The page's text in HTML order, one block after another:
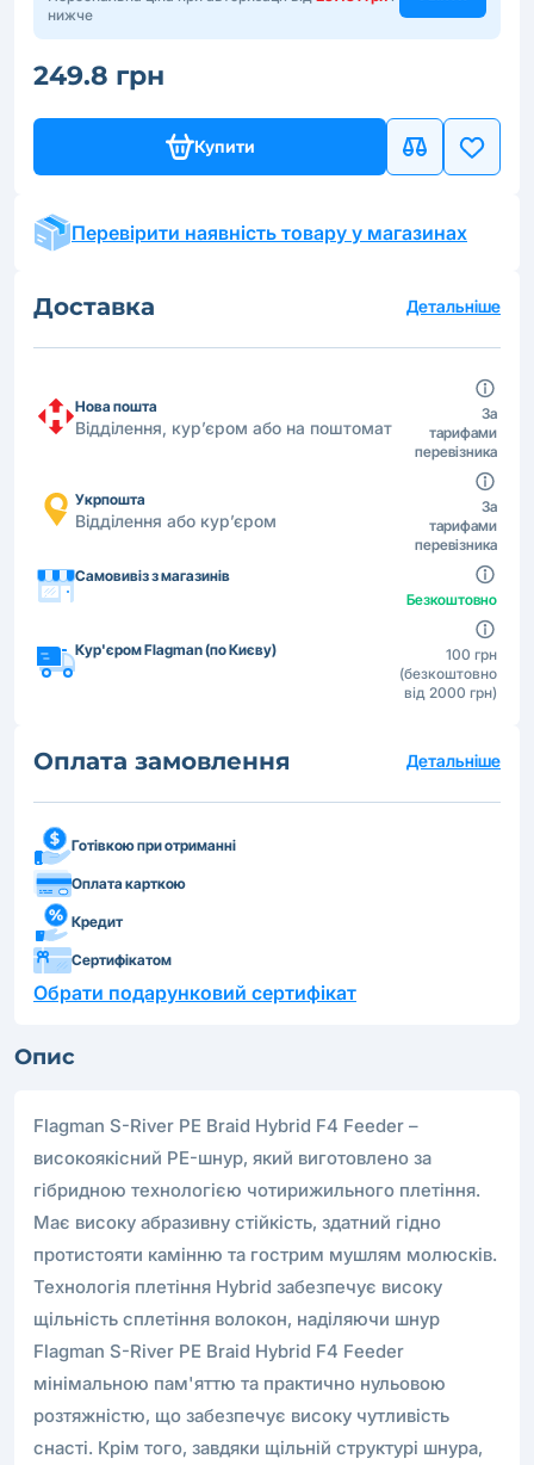
нижче
249.8 грн
Купити
Перевірити наявність товару у магазинах
Доставка Детальніше
Нова пошта
Відділення, кур’єром або на поштомат
За
тарифами
перевізника
Укрпошта
Відділення або кур’єром
За
тарифами
перевізника
Самовивіз з магазинів
Безкоштовно
Кур'єром Flagman (по Києву)
100 грн
(безкоштовно
від 2000 грн)
Оплата замовлення Детальніше
Готівкою при отриманні
Оплата карткою
Кредит
Сертифікатом
Обрати подарунковий сертифікат
Опис
Flagman S-River PE Braid Hybrid F4 Feeder –
високоякісний PE-шнур, який виготовлено за
гібридною технологією чотирижильного плетіння.
Має високу абразивну стійкість, здатний гідно
протистояти камінню та гострим мушлям молюсків.
Технологія плетіння Hybrid забезпечує високу
щільність сплетіння волокон, наділяючи шнур
Flagman S-River PE Braid Hybrid F4 Feeder
мінімальною пам'яттю та практично нульовою
розтяжністю, що забезпечує високу чутливість
снасті. Крім того, завдяки щільній структурі шнура,